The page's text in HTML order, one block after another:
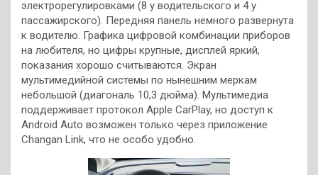
электрорегулировками (8 у водительского и 4 у
пассажирского). Передняя панель немного развернута
к водителю. Графика цифровой комбинации приборов
на любителя, но цифры крупные, дисплей яркий,
показания хорошо считываются. Экран
мультимедийной системы по нынешним меркам
небольшой (диагональ 10,3 дюйма). Мультимедиа
поддерживает протокол Apple CarPlay, но доступ к
Android Auto возможен только через приложение
Changan Link, что не особо удобно.